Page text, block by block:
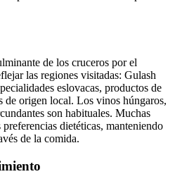
de los cruceros por el
las regiones visitadas: Gulash
eslovacas, productos de
de origen local. Los vinos húngaros,
son habituales. Muchas
dietéticas, manteniendo
de la comida.